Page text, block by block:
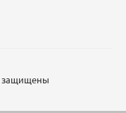
защищены